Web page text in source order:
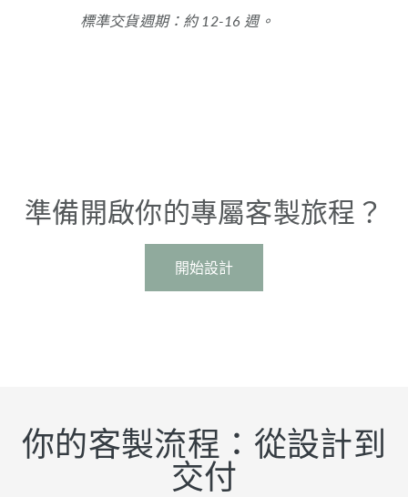
標準交貨週期：約 12-16 週。
準備開啟你的專屬客製旅程？
開始設計
你的客製流程：從設計到
交付